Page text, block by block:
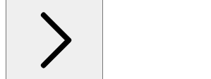
scorewaarde.
Reviews.
Dezelfde
paginalink.